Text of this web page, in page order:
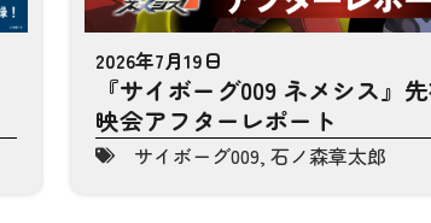
2026年7月19日
『サイボーグ009 ネメシス』
映会アフターレポート
サイボーグ009, 石ノ森章太郎